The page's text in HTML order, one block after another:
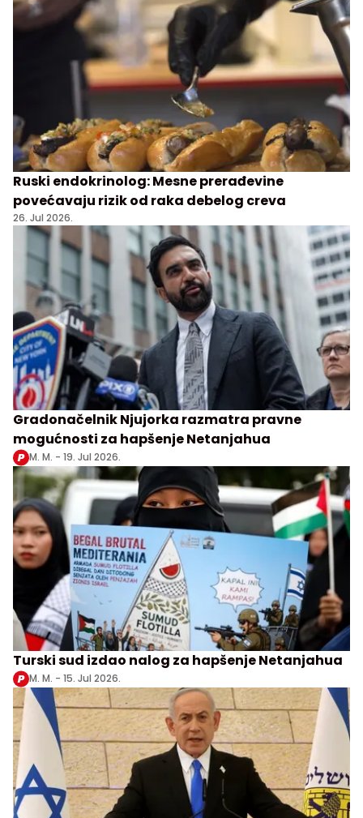
Ruski endokrinolog: Mesne prerađevine
povećavaju rizik od raka debelog creva
26. Jul 2026.
Gradonačelnik Njujorka razmatra pravne
mogućnosti za hapšenje Netanjahua
M. M. - 19. Jul 2026.
Turski sud izdao nalog za hapšenje Netanjahua
M. M. - 15. Jul 2026.